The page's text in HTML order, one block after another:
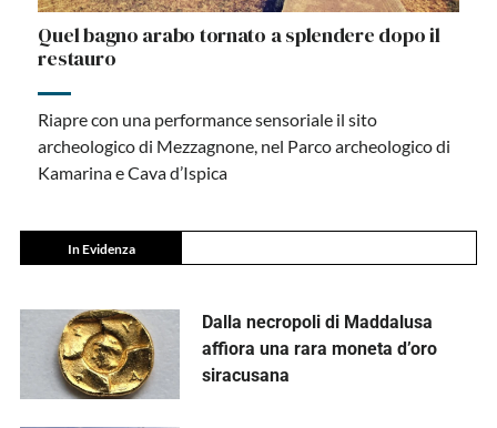
Quel bagno arabo tornato a splendere dopo il
restauro
Riapre con una performance sensoriale il sito
archeologico di Mezzagnone, nel Parco archeologico di
Kamarina e Cava d’Ispica
In Evidenza
Dalla necropoli di Maddalusa
affiora una rara moneta d’oro
siracusana